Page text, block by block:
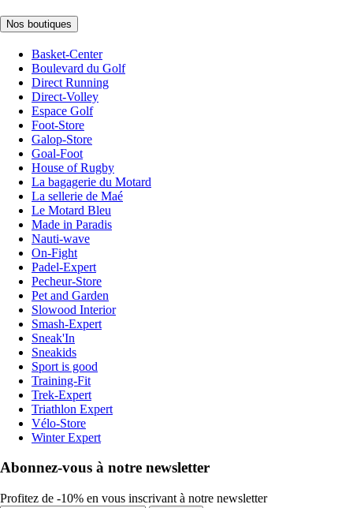
Nos boutiques
Basket-Center
Boulevard du Golf
Direct Running
Direct-Volley
Espace Golf
Foot-Store
Galop-Store
Goal-Foot
House of Rugby
La bagagerie du Motard
La sellerie de Maé
Le Motard Bleu
Made in Paradis
Nauti-wave
On-Fight
Padel-Expert
Pecheur-Store
Pet and Garden
Slowood Interior
Smash-Expert
Sneak'In
Sneakids
Sport is good
Training-Fit
Trek-Expert
Triathlon Expert
Vélo-Store
Winter Expert
Abonnez-vous à notre newsletter
Profitez de -10% en vous inscrivant à notre newsletter